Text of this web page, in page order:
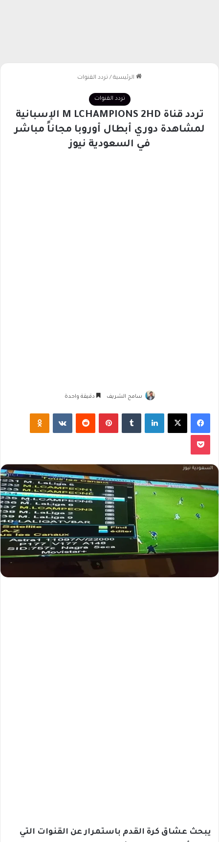
الرئيسية / تردد القنوات
تردد القنوات
تردد قناة M LCHAMPIONS 2HD الإسبانية
لمشاهدة دوري أبطال أوروبا مجاناً مباشر
في السعودية نيوز
سامح الشريف دقيقة واحدة
فيسبوك لينكدإن بينتيريست
يبحث عشاق كرة القدم باستمرار عن القنوات التي